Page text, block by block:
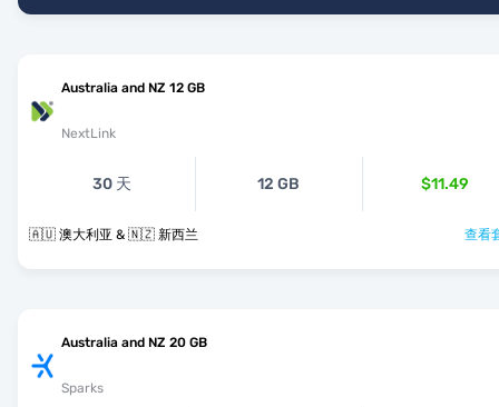
Australia and NZ 12 GB
NextLink
30 天 12 GB $11.49
🇦🇺 澳大利亚 & 🇳🇿 新西兰 查看
Australia and NZ 20 GB
Sparks